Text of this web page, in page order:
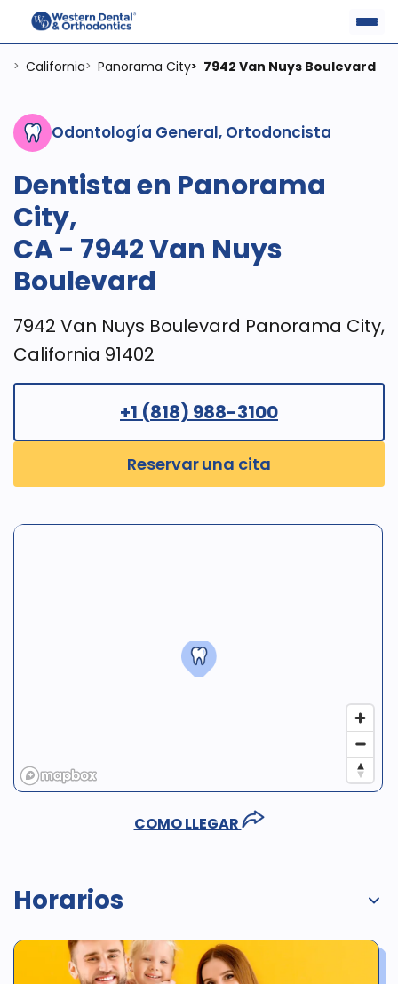
> California> Panorama City> 7942 Van Nuys Boulevard
Odontología General, Ortodoncista
Dentista en Panorama
City,
CA - 7942 Van Nuys
Boulevard
7942 Van Nuys Boulevard Panorama City,
California 91402
Reservar una cita
+1 (818) 988-3100
COMO LLEGAR
Horarios